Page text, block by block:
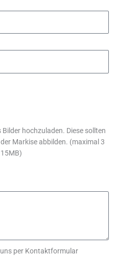
hochzuladen. Diese sollten
Markise abbilden. (maximal 3
per Kontaktformular